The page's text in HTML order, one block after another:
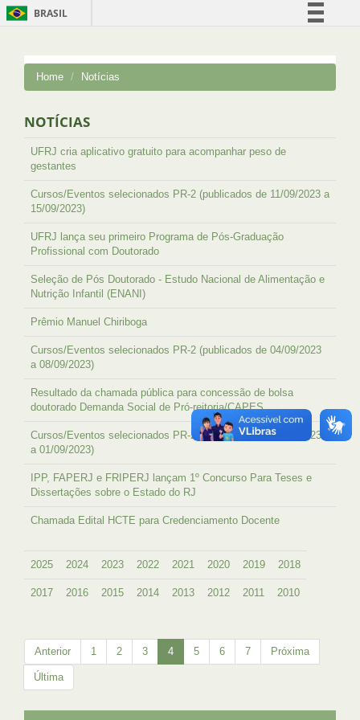
BRASIL
Comunica BR
Canais
Home Notícias
NOTÍCIAS
UFRJ cria aplicativo gratuito para acompanhar peso de
gestantes
Cursos/Eventos selecionados PR-2 (publicados de 11/09/2023 a
15/09/2023)
UFRJ lança seu primeiro Programa de Pós-Graduação
Profissional com Doutorado
Seleção de Pós Doutorado - Estudo Nacional de Alimentação e
Nutrição Infantil (ENANI)
Prêmio Manuel Chiriboga
Cursos/Eventos selecionados PR-2 (publicados de 04/09/2023
a 08/09/2023)
Resultado da chamada pública para concessão de bolsa
doutorado Demanda Social de Pró-reitoria/CAPES
Cursos/Eventos selecionados PR-2 (publicados de 28/08/2023
a 01/09/2023)
IPP, FAPERJ e FRIPERJ lançam 1º Concurso Para Teses e
Dissertações sobre o Estado do RJ
Chamada Edital HCTE para Credenciamento Docente
2025 2024 2023 2022 2021 2020 2019 2018
2017 2016 2015 2014 2013 2012 2011 2010
Anterior 1 2 3 4 5 6 7 Próxima
Última